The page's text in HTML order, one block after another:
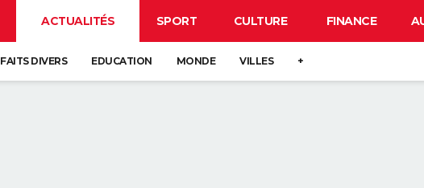
ACTUALITÉS SPORT CULTURE FINANCE
FAITS DIVERS EDUCATION MONDE VILLES +